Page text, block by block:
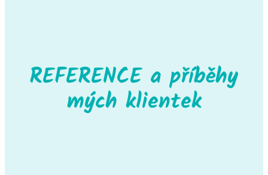
REFERENCE a příběhy
mých klientek